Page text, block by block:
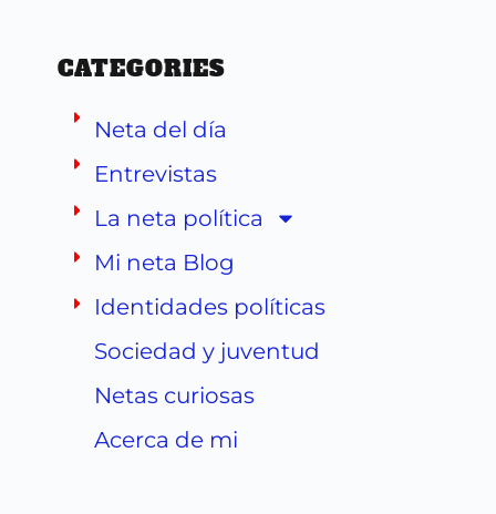
CATEGORIES
Neta del día
Entrevistas
La neta política
Mi neta Blog
Identidades políticas
Sociedad y juventud
Netas curiosas
Acerca de mi